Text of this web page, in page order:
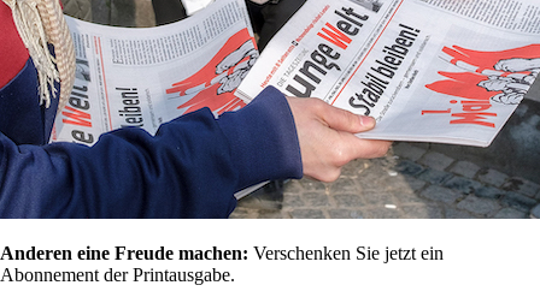
Anderen eine Freude machen: Verschenken Sie jetzt ein
Abonnement der Printausgabe.